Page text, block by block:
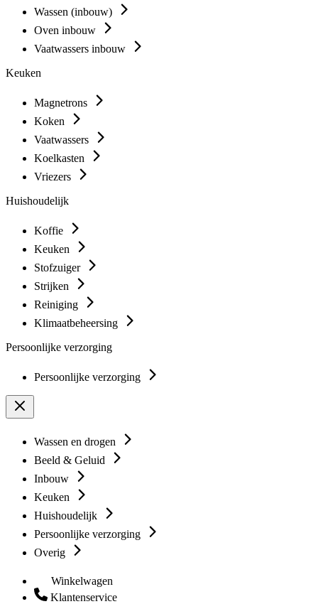
Wassen (inbouw)
Oven inbouw
Vaatwassers inbouw
Keuken
Magnetrons
Koken
Vaatwassers
Koelkasten
Vriezers
Huishoudelijk
Koffie
Keuken
Stofzuiger
Strijken
Reiniging
Klimaatbeheersing
Persoonlijke verzorging
Persoonlijke verzorging
Wassen en drogen
Beeld & Geluid
Inbouw
Keuken
Huishoudelijk
Persoonlijke verzorging
Overig
Winkelwagen
Klantenservice